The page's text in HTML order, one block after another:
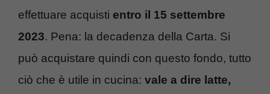
effettuare acquisti entro il 15 settembre
2023. Pena: la decadenza della Carta. Si
può acquistare quindi con questo fondo, tutto
ciò che è utile in cucina: vale a dire latte,